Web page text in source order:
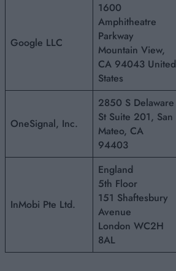
Google LLC
1600
Amphitheatre
Parkway
Mountain View,
CA 94043 United
States
OneSignal, Inc.
2850 S Delaware
St Suite 201, San
Mateo, CA
94403
InMobi Pte Ltd.
England
5th Floor
151 Shaftesbury
Avenue
London WC2H
8AL